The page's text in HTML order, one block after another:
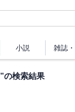
小説 雑誌・
”の検索結果